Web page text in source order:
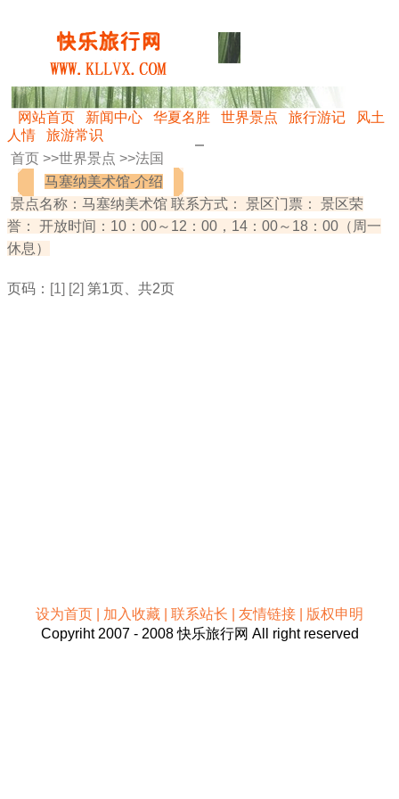
网站首页 新闻中心 华夏名胜 世界景点 旅行游记
风土
人情
旅游常识
首页 >>世界景点 >>法国
马塞纳美术馆-介绍
景点名称：马塞纳美术馆 联系方式： 景区门票： 景区荣
誉： 开放时间：10：00～12：00，14：00～18：00（周一
休息）
页码： [1] [2] 第1页、共2页
设为首页 | 加入收藏 | 联系站长 | 友情链接 | 版权申明
Copyriht 2007 - 2008 快乐旅行网 All right reserved